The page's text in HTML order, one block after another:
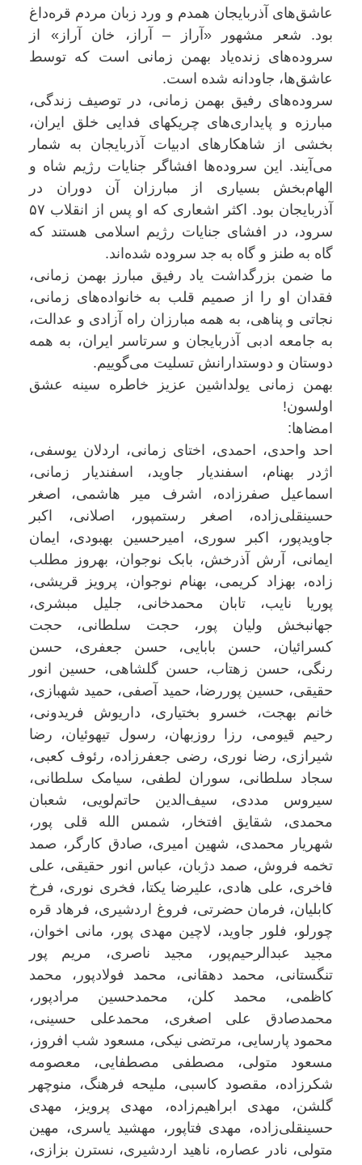
عاشق‌های آذربایجان همدم و ورد زبان مردم قره‌داغ
بود. شعر مشهور «آراز – آراز، خان آراز» از
سروده‌های زنده‌یاد بهمن زمانی است که توسط
عاشق‌ها، جاودانه شده است.
سروده‌های رفیق بهمن زمانی، در توصیف زندگی،
مبارزه و پایداری‌های چریکهای فدایی خلق ایران،
بخشی از شاهکارهای ادبیات آذربایجان به شمار
می‌آیند. این سروده‌ها افشاگر جنایات رژیم شاه و
الهام‌بخش بسیاری از مبارزان آن دوران در
آذربایجان بود. اکثر اشعاری که او پس از انقلاب ۵۷
سرود، در افشای جنایات رژیم اسلامی هستند که
گاه به طنز و گاه به جد سروده شده‌اند.
ما ضمن بزرگداشت یاد رفیق مبارز بهمن زمانی،
فقدان او را از صمیم قلب به خانواده‌های زمانی،
نجاتی و پناهی، به همه مبارزان راه آزادی و عدالت،
به جامعه ادبی آذربایجان و سرتاسر ایران، به همه
دوستان و دوستدارانش تسلیت می‌گوییم.
بهمن زمانی یولداشین عزیز خاطره سینه عشق
اولسون!
امضاها:
احد واحدی، احمدی، اختای زمانی، اردلان یوسفی،
اژدر بهنام، اسفندیار جاوید، اسفندیار زمانی،
اسماعیل صفرزاده، اشرف میر هاشمی، اصغر
حسینقلی‌زاده، اصغر رستمپور، اصلانی، اکبر
جاویدپور، اکبر سوری، امیرحسین بهبودی، ایمان
ایمانی، آرش آذرخش، بابک نوجوان، بهروز مطلب
زاده، بهزاد کریمی، بهنام نوجوان، پرویز قریشی،
پوریا نایب، تابان محمدخانی، جلیل مبشری،
جهانبخش ولیان پور، حجت سلطانی، حجت
کسرائیان، حسن بابایی، حسن جعفری، حسن
رنگی، حسن زهتاب، حسن گلشاهی، حسین انور
حقیقی، حسین پوررضا، حمید آصفی، حمید شهبازی،
خانم بهجت، خسرو بختیاری، داریوش فریدونی،
رحیم قیومی، رزا روزبهان، رسول تیهوئیان، رضا
شیرازی، رضا نوری، رضی جعفرزاده، رئوف کعبی،
سجاد سلطانی، سوران لطفی، سیامک سلطانی،
سیروس مددی، سیف‌الدین حاتم‌لویی، شعبان
محمدی، شقایق افتخار، شمس الله قلی پور،
شهریار محمدی، شهین امیری، صادق کارگر، صمد
تخمه فروش، صمد دژبان، عباس انور حقیقی، علی
فاخری، علی هادی، علیرضا یکتا، فخری نوری، فرخ
کابلیان، فرمان حضرتی، فروغ اردشیری، فرهاد قره
چورلو، فلور جاوید، لاچین مهدی پور، مانی اخوان،
مجید عبدالرحیم‌پور، مجید ناصری، مریم پور
تنگستانی، محمد دهقانی، محمد فولادپور، محمد
کاظمی، محمد کلن، محمدحسین مرادپور،
محمدصادق علی اصغری، محمدعلی حسینی،
محمود پارسایی، مرتضی نیکی، مسعود شب افروز،
مسعود متولی، مصطفی مصطفایی، معصومه
شکرزاده، مقصود کاسبی، ملیحه فرهنگ، منوچهر
گلشن، مهدی ابراهیم‌زاده، مهدی پرویز، مهدی
حسینقلی‌زاده، مهدی فتاپور، مهشید یاسری، مهین
متولی، نادر عصاره، ناهید اردشیری، نسترن بزازی،